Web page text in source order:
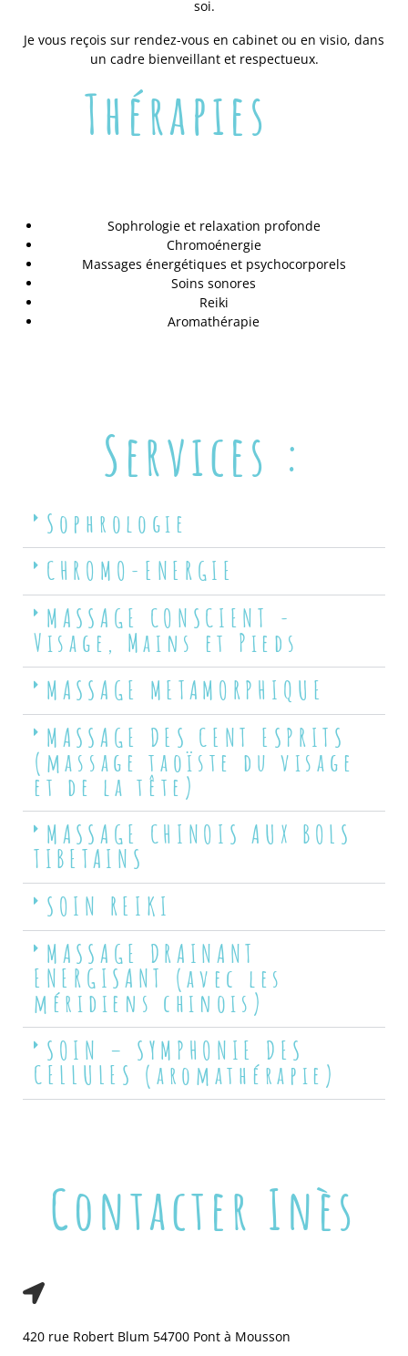
soi.
Je vous reçois sur rendez-vous en cabinet ou en visio, dans
un cadre bienveillant et respectueux.
Thérapies
Sophrologie et relaxation profonde
Chromoénergie
Massages énergétiques et psychocorporels
Soins sonores
Reiki
Aromathérapie
Services :
Sophrologie
CHROMO-ENERGIE
MASSAGE CONSCIENT -
Visage, Mains et Pieds
MASSAGE METAMORPHIQUE
MASSAGE DES CENT ESPRITS
(massage taoïste du visage
et de la tête)
MASSAGE CHINOIS AUX BOLS
TIBETAINS
SOIN REIKI
MASSAGE DRAINANT
ENERGISANT (avec les
méridiens chinois)
SOIN – SYMPHONIE DES
CELLULES (aromathérapie)
Contacter Inès
420 rue Robert Blum 54700 Pont à Mousson